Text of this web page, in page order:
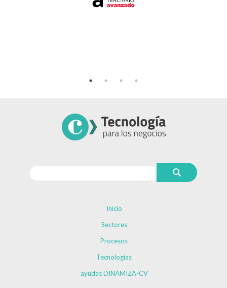
Inicio
Sectores
Procesos
Tecnologías
ayudas DINAMIZA-CV